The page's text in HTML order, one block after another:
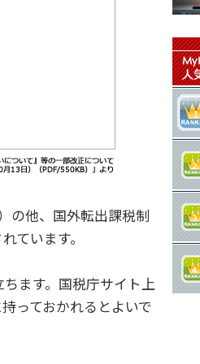
他、国外転出課税制
ています。
ます。国税庁サイト上
っておかれるとよいで